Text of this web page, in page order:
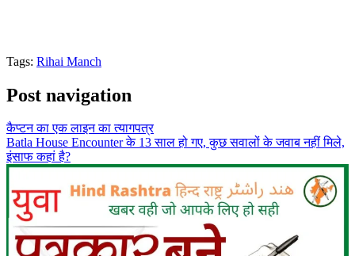
Tags: Rihai Manch
Post navigation
कैप्टन का एक लाइन का त्यागपत्र
Batla House Encounter के 13 साल हो गए, कुछ सवालों के जवाब नहीं मिले,
इंसाफ कहां है?